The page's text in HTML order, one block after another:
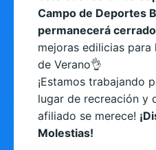
Campo de Deportes
permanecerá
mejoras edilicias para
de Verano👌
¡Estamos trabajando
lugar de recreación y
afiliado se merece!
Molestias!